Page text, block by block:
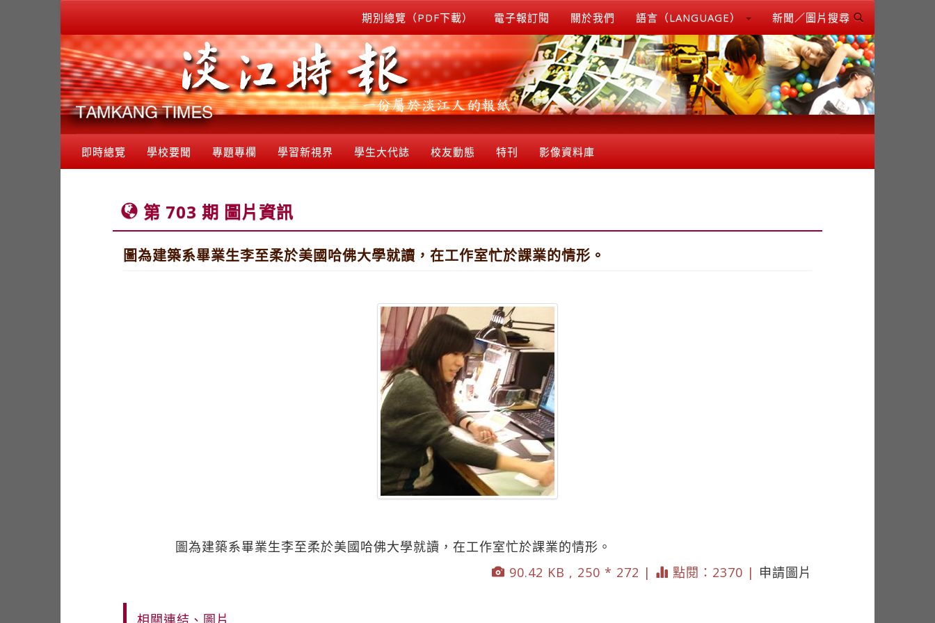
期別總覽（PDF下載） 電子報訂閱 關於我們 語言（LANGUAGE） 新聞／圖片搜尋
即時總覽 學校要聞 專題專欄 學習新視界 學生大代誌 校友動態 特刊 影像資料庫
第 703 期 圖片資訊
圖為建築系畢業生李至柔於美國哈佛大學就讀，在工作室忙於課業的情形。
圖為建築系畢業生李至柔於美國哈佛大學就讀，在工作室忙於課業的情形。
90.42 KB , 250 * 272 |
點閱：2370 | 申請圖片
相關連結、圖片